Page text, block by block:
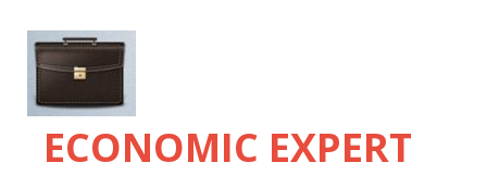
ECONOMIC EXPERT